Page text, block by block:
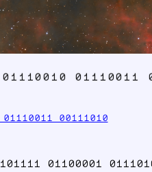
01110011
00111010
01100001